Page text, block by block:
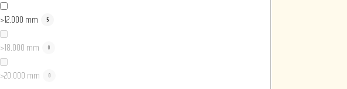
>12.000 mm 5
>18.000 mm 0
>20.000 mm 0